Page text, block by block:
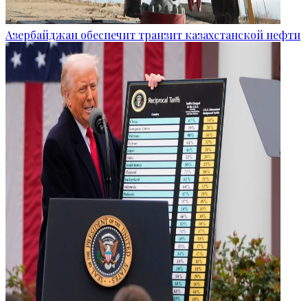
Азербайджан обеспечит транзит казахстанской нефти